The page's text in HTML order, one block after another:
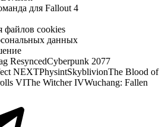
для Fallout 4
файлов cookies
данных
ResyncedCyberpunk 2077
NEXTPhysintSkyblivionThe Blood of
VIThe Witcher IVWuchang: Fallen